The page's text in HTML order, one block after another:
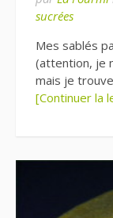
sucrées
Mes sablés
(attention, je
mais je
[Continuer la